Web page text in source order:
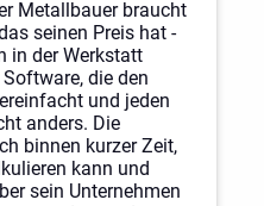
Metallbauer braucht
seinen Preis hat -
in der Werkstatt
die den
und jeden
anders. Die
binnen kurzer Zeit,
kann und
sein Unternehmen